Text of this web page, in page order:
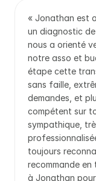
« Jonathan est
un diagnostic
nous a orienté
notre asso et
étape cette
sans faille,
demandes, et
compétent sur
sympathique,
toujours
recommande
à Jonathan